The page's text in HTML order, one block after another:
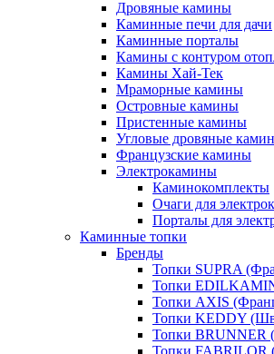
Дровяные камины
Каминные печи для дачи
Каминные порталы
Камины с контуром
Камины Хай-Тек
Мраморные камины
Островные камины
Пристенные камины
Угловые дровяные
Французские камины
Электрокамины
Каминокомплекты
Очаги для
Порталы для
Каминные топки
Бренды
Топки SUPRA
Топки
Топки AXIS
Топки KEDDY
Топки BRUNNER
Топки FABRILOR